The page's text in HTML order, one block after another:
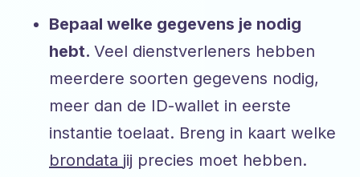
Bepaal welke gegevens je nodig
hebt. Veel dienstverleners hebben
meerdere soorten gegevens nodig,
meer dan de ID-wallet in eerste
instantie toelaat. Breng in kaart welke
brondata jij precies moet hebben.